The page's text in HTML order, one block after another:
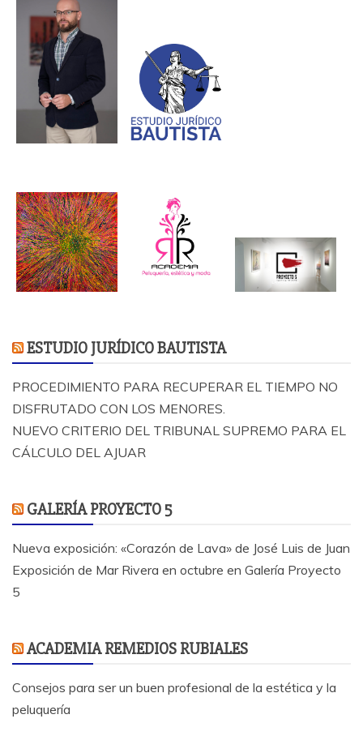
ESTUDIO JURÍDICO BAUTISTA
PROCEDIMIENTO PARA RECUPERAR EL TIEMPO NO
DISFRUTADO CON LOS MENORES.
NUEVO CRITERIO DEL TRIBUNAL SUPREMO PARA EL
CÁLCULO DEL AJUAR
GALERÍA PROYECTO 5
Nueva exposición: «Corazón de Lava» de José Luis de Juan
Exposición de Mar Rivera en octubre en Galería Proyecto
5
ACADEMIA REMEDIOS RUBIALES
Consejos para ser un buen profesional de la estética y la
peluquería